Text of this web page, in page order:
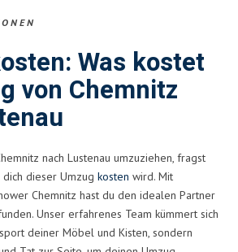
Was kostet
von Chemnitz
nach Lustenau umzuziehen, fragst
dieser Umzug kosten wird. Mit
Chemnitz hast du den idealen Partner
Unser erfahrenes Team kümmert sich
deiner Möbel und Kisten, sondern